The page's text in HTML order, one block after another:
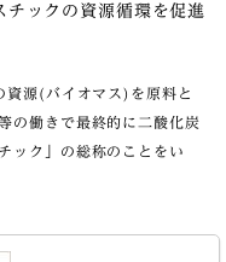
チックの資源循環を促進
源(バイオマス)を原料と
の働きで最終的に二酸化炭
ック」の総称のことをい